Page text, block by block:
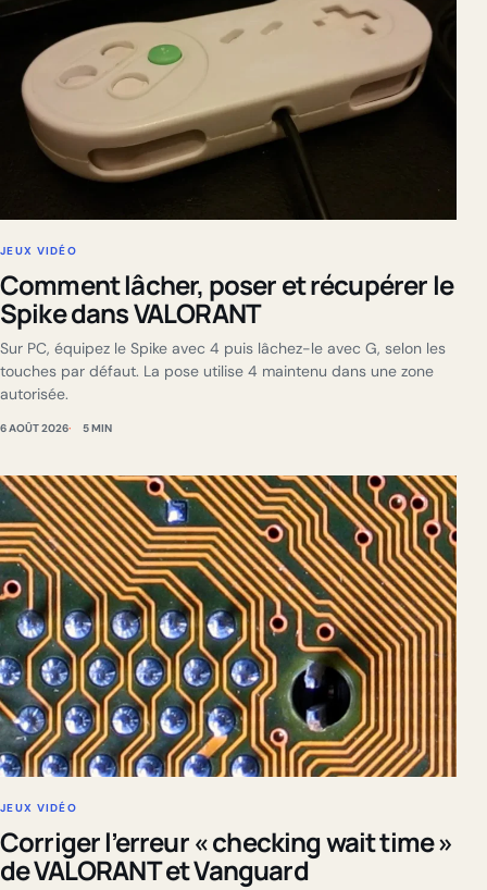
JEUX VIDÉO
Comment lâcher, poser et récupérer le
Spike dans VALORANT
Sur PC, équipez le Spike avec 4 puis lâchez-le avec G, selon les
touches par défaut. La pose utilise 4 maintenu dans une zone
autorisée.
6 AOÛT 2026 5 MIN
JEUX VIDÉO
Corriger l’erreur « checking wait time »
de VALORANT et Vanguard